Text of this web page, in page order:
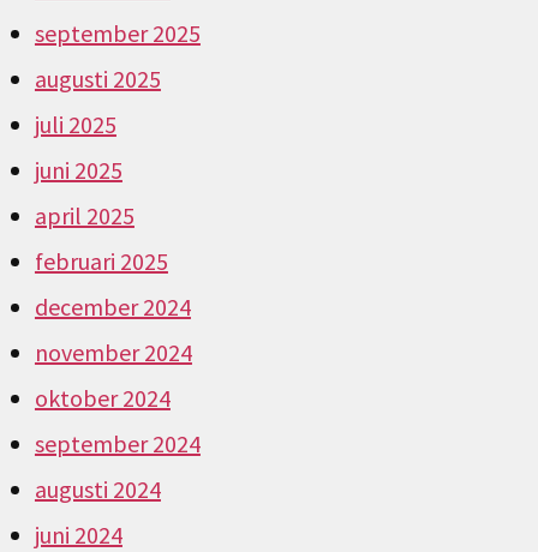
september 2025
augusti 2025
juli 2025
juni 2025
april 2025
februari 2025
december 2024
november 2024
oktober 2024
september 2024
augusti 2024
juni 2024